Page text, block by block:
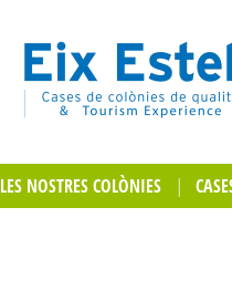
LES NOSTRES COLÒNIES